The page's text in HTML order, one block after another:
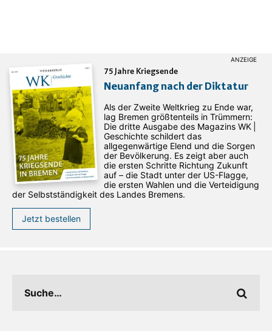
75 Jahre Kriegsende
Neuanfang nach der Diktatur
Als der Zweite Weltkrieg zu Ende war,
lag Bremen größtenteils in Trümmern:
Die dritte Ausgabe des ­Magazins WK |
Geschichte schildert das
allgegenwärtige Elend und die Sorgen
der Bevölkerung. Es zeigt aber auch
die ersten Schritte Richtung Zukunft
auf – die Stadt unter der US-Flagge,
die ersten Wahlen und die Verteidigung
der Selbstständigkeit des Landes Bremens.
Jetzt bestellen